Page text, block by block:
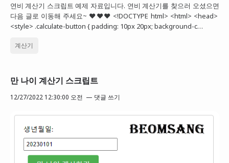
연비 계산기 스크립트 예제 자료입니다. 연비 계산기를 찾으러 오셨으면
다음 글로 이동해 주세요~ ❤️❤️❤️ <!DOCTYPE html> <html> <head>
<style> .calculate-button { padding: 10px 20px; background-c…
계산기
만 나이 계산기 스크립트
12/27/2022 12:30:00 오전 댓글 쓰기